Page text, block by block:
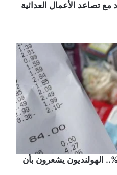
مع تصاعد الأعمال العدائية
رغم استقرار التضخم عند 3%.. الهولنديون يشعرون بأن